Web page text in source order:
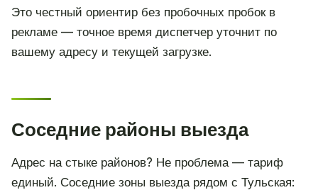
Это честный ориентир без пробочных пробок в
рекламе — точное время диспетчер уточнит по
вашему адресу и текущей загрузке.
Соседние районы выезда
Адрес на стыке районов? Не проблема — тариф
единый. Соседние зоны выезда рядом с Тульская: